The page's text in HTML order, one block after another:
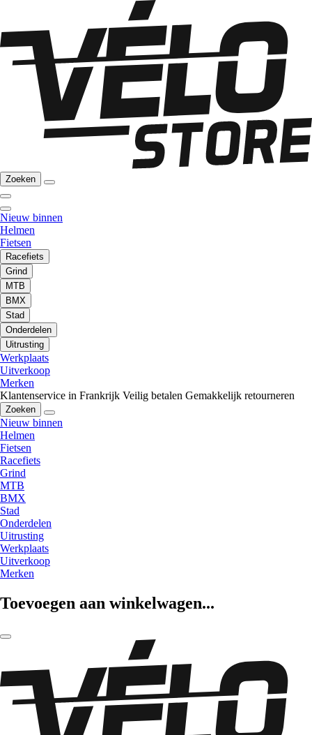
Zoeken
Nieuw binnen
Helmen
Fietsen
Racefiets
Grind
MTB
BMX
Stad
Onderdelen
Uitrusting
Werkplaats
Uitverkoop
Merken
Klantenservice in Frankrijk Veilig betalen Gemakkelijk retourneren
Zoeken
Nieuw binnen
Helmen
Fietsen
Racefiets
Grind
MTB
BMX
Stad
Onderdelen
Uitrusting
Werkplaats
Uitverkoop
Merken
Toevoegen aan winkelwagen...